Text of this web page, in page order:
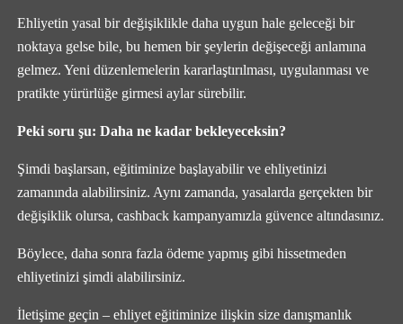
Ehliyetin yasal bir değişiklikle daha uygun hale geleceği bir
noktaya gelse bile, bu hemen bir şeylerin değişeceği anlamına
gelmez. Yeni düzenlemelerin kararlaştırılması, uygulanması ve
pratikte yürürlüğe girmesi aylar sürebilir.
Peki soru şu: Daha ne kadar bekleyeceksin?
Şimdi başlarsan, eğitiminize başlayabilir ve ehliyetinizi
zamanında alabilirsiniz. Aynı zamanda, yasalarda gerçekten bir
değişiklik olursa, cashback kampanyamızla güvence altındasınız.
Böylece, daha sonra fazla ödeme yapmış gibi hissetmeden
ehliyetinizi şimdi alabilirsiniz.
İletişime geçin – ehliyet eğitiminize ilişkin size danışmanlık